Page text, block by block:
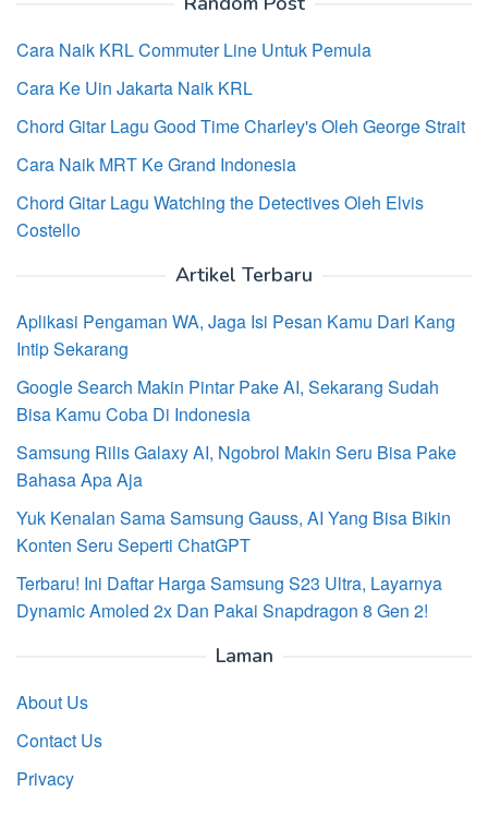
Cara Naik KRL Commuter Line Untuk Pemula
Cara Ke Uin Jakarta Naik KRL
Chord Gitar Lagu Good Time Charley's Oleh George Strait
Cara Naik MRT Ke Grand Indonesia
Chord Gitar Lagu Watching the Detectives Oleh Elvis
Costello
Artikel Terbaru
Aplikasi Pengaman WA, Jaga Isi Pesan Kamu Dari Kang
Intip Sekarang
Google Search Makin Pintar Pake AI, Sekarang Sudah
Bisa Kamu Coba Di Indonesia
Samsung Rilis Galaxy AI, Ngobrol Makin Seru Bisa Pake
Bahasa Apa Aja
Yuk Kenalan Sama Samsung Gauss, AI Yang Bisa Bikin
Konten Seru Seperti ChatGPT
Terbaru! Ini Daftar Harga Samsung S23 Ultra, Layarnya
Dynamic Amoled 2x Dan Pakai Snapdragon 8 Gen 2!
Laman
About Us
Contact Us
Privacy